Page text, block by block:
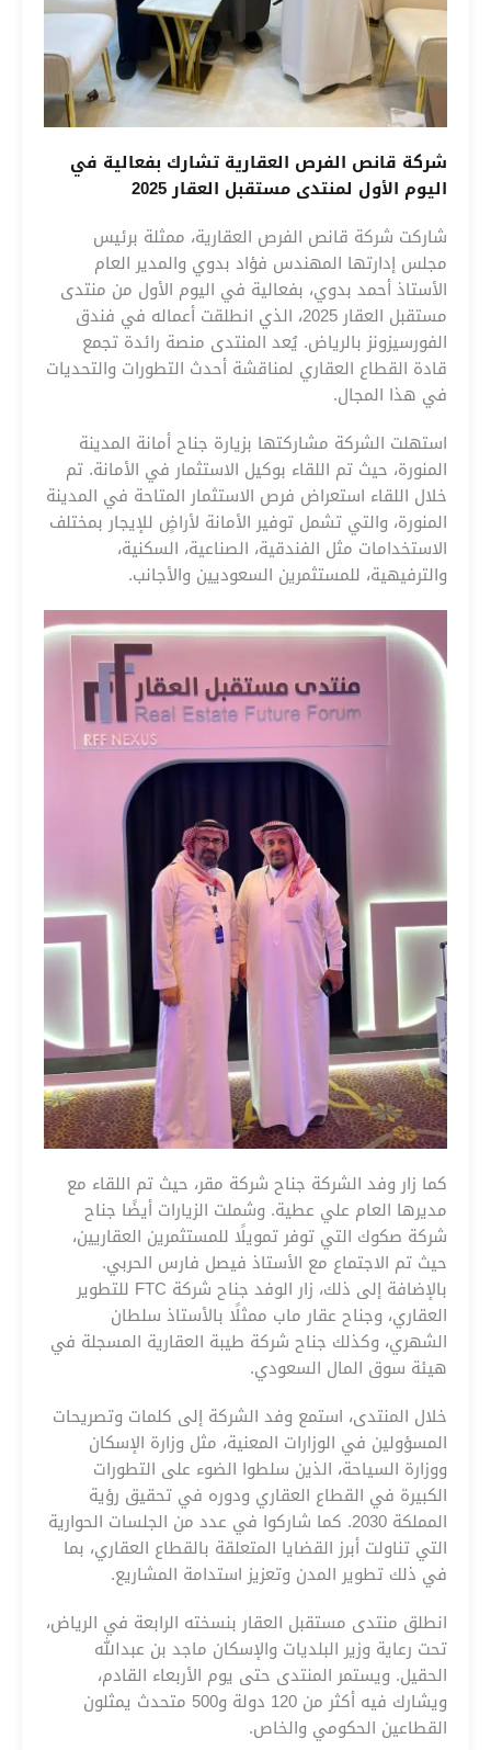
شركة قانص الفرص العقارية تشارك بفعالية في
اليوم الأول لمنتدى مستقبل العقار 2025
شاركت شركة قانص الفرص العقارية، ممثلة برئيس
مجلس إدارتها المهندس فؤاد بدوي والمدير العام
الأستاذ أحمد بدوي، بفعالية في اليوم الأول من منتدى
مستقبل العقار 2025، الذي انطلقت أعماله في فندق
الفورسيزونز بالرياض. يُعد المنتدى منصة رائدة تجمع
قادة القطاع العقاري لمناقشة أحدث التطورات والتحديات
في هذا المجال.
استهلت الشركة مشاركتها بزيارة جناح أمانة المدينة
المنورة، حيث تم اللقاء بوكيل الاستثمار في الأمانة. تم
خلال اللقاء استعراض فرص الاستثمار المتاحة في المدينة
المنورة، والتي تشمل توفير الأمانة لأراضٍ للإيجار بمختلف
الاستخدامات مثل الفندقية، الصناعية، السكنية،
والترفيهية، للمستثمرين السعوديين والأجانب.
كما زار وفد الشركة جناح شركة مقر، حيث تم اللقاء مع
مديرها العام علي عطية. وشملت الزيارات أيضًا جناح
شركة صكوك التي توفر تمويلًا للمستثمرين العقاريين،
حيث تم الاجتماع مع الأستاذ فيصل فارس الحربي.
بالإضافة إلى ذلك، زار الوفد جناح شركة FTC للتطوير
العقاري، وجناح عقار ماب ممثلًا بالأستاذ سلطان
الشهري، وكذلك جناح شركة طيبة العقارية المسجلة في
هيئة سوق المال السعودي.
خلال المنتدى، استمع وفد الشركة إلى كلمات وتصريحات
المسؤولين في الوزارات المعنية، مثل وزارة الإسكان
ووزارة السياحة، الذين سلطوا الضوء على التطورات
الكبيرة في القطاع العقاري ودوره في تحقيق رؤية
المملكة 2030. كما شاركوا في عدد من الجلسات الحوارية
التي تناولت أبرز القضايا المتعلقة بالقطاع العقاري، بما
في ذلك تطوير المدن وتعزيز استدامة المشاريع.
انطلق منتدى مستقبل العقار بنسخته الرابعة في الرياض،
تحت رعاية وزير البلديات والإسكان ماجد بن عبدالله
الحقيل. ويستمر المنتدى حتى يوم الأربعاء القادم،
ويشارك فيه أكثر من 120 دولة و500 متحدث يمثلون
القطاعين الحكومي والخاص.